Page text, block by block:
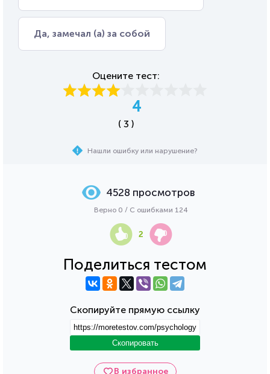
Да, замечал (а) за собой
Оцените тест:
4
( 3 )
Нашли ошибку или нарушение?
В избранное
Поделиться тестом
Скопируйте прямую ссылку
Скопировать
4528 просмотров
Верно 0 / С ошибками 124
2